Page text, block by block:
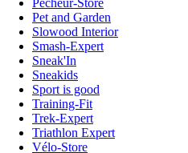
Pecheur-Store
Pet and Garden
Slowood Interior
Smash-Expert
Sneak'In
Sneakids
Sport is good
Training-Fit
Trek-Expert
Triathlon Expert
Vélo-Store